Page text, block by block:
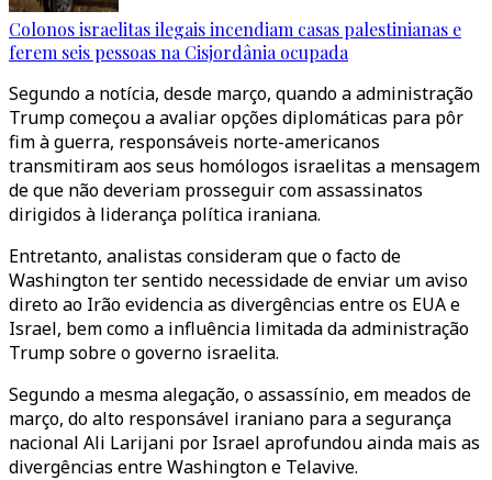
Colonos israelitas ilegais incendiam casas palestinianas e
ferem seis pessoas na Cisjordânia ocupada
Segundo a notícia, desde março, quando a administração
Trump começou a avaliar opções diplomáticas para pôr
fim à guerra, responsáveis norte-americanos
transmitiram aos seus homólogos israelitas a mensagem
de que não deveriam prosseguir com assassinatos
dirigidos à liderança política iraniana.
Entretanto, analistas consideram que o facto de
Washington ter sentido necessidade de enviar um aviso
direto ao Irão evidencia as divergências entre os EUA e
Israel, bem como a influência limitada da administração
Trump sobre o governo israelita.
Segundo a mesma alegação, o assassínio, em meados de
março, do alto responsável iraniano para a segurança
nacional Ali Larijani por Israel aprofundou ainda mais as
divergências entre Washington e Telavive.